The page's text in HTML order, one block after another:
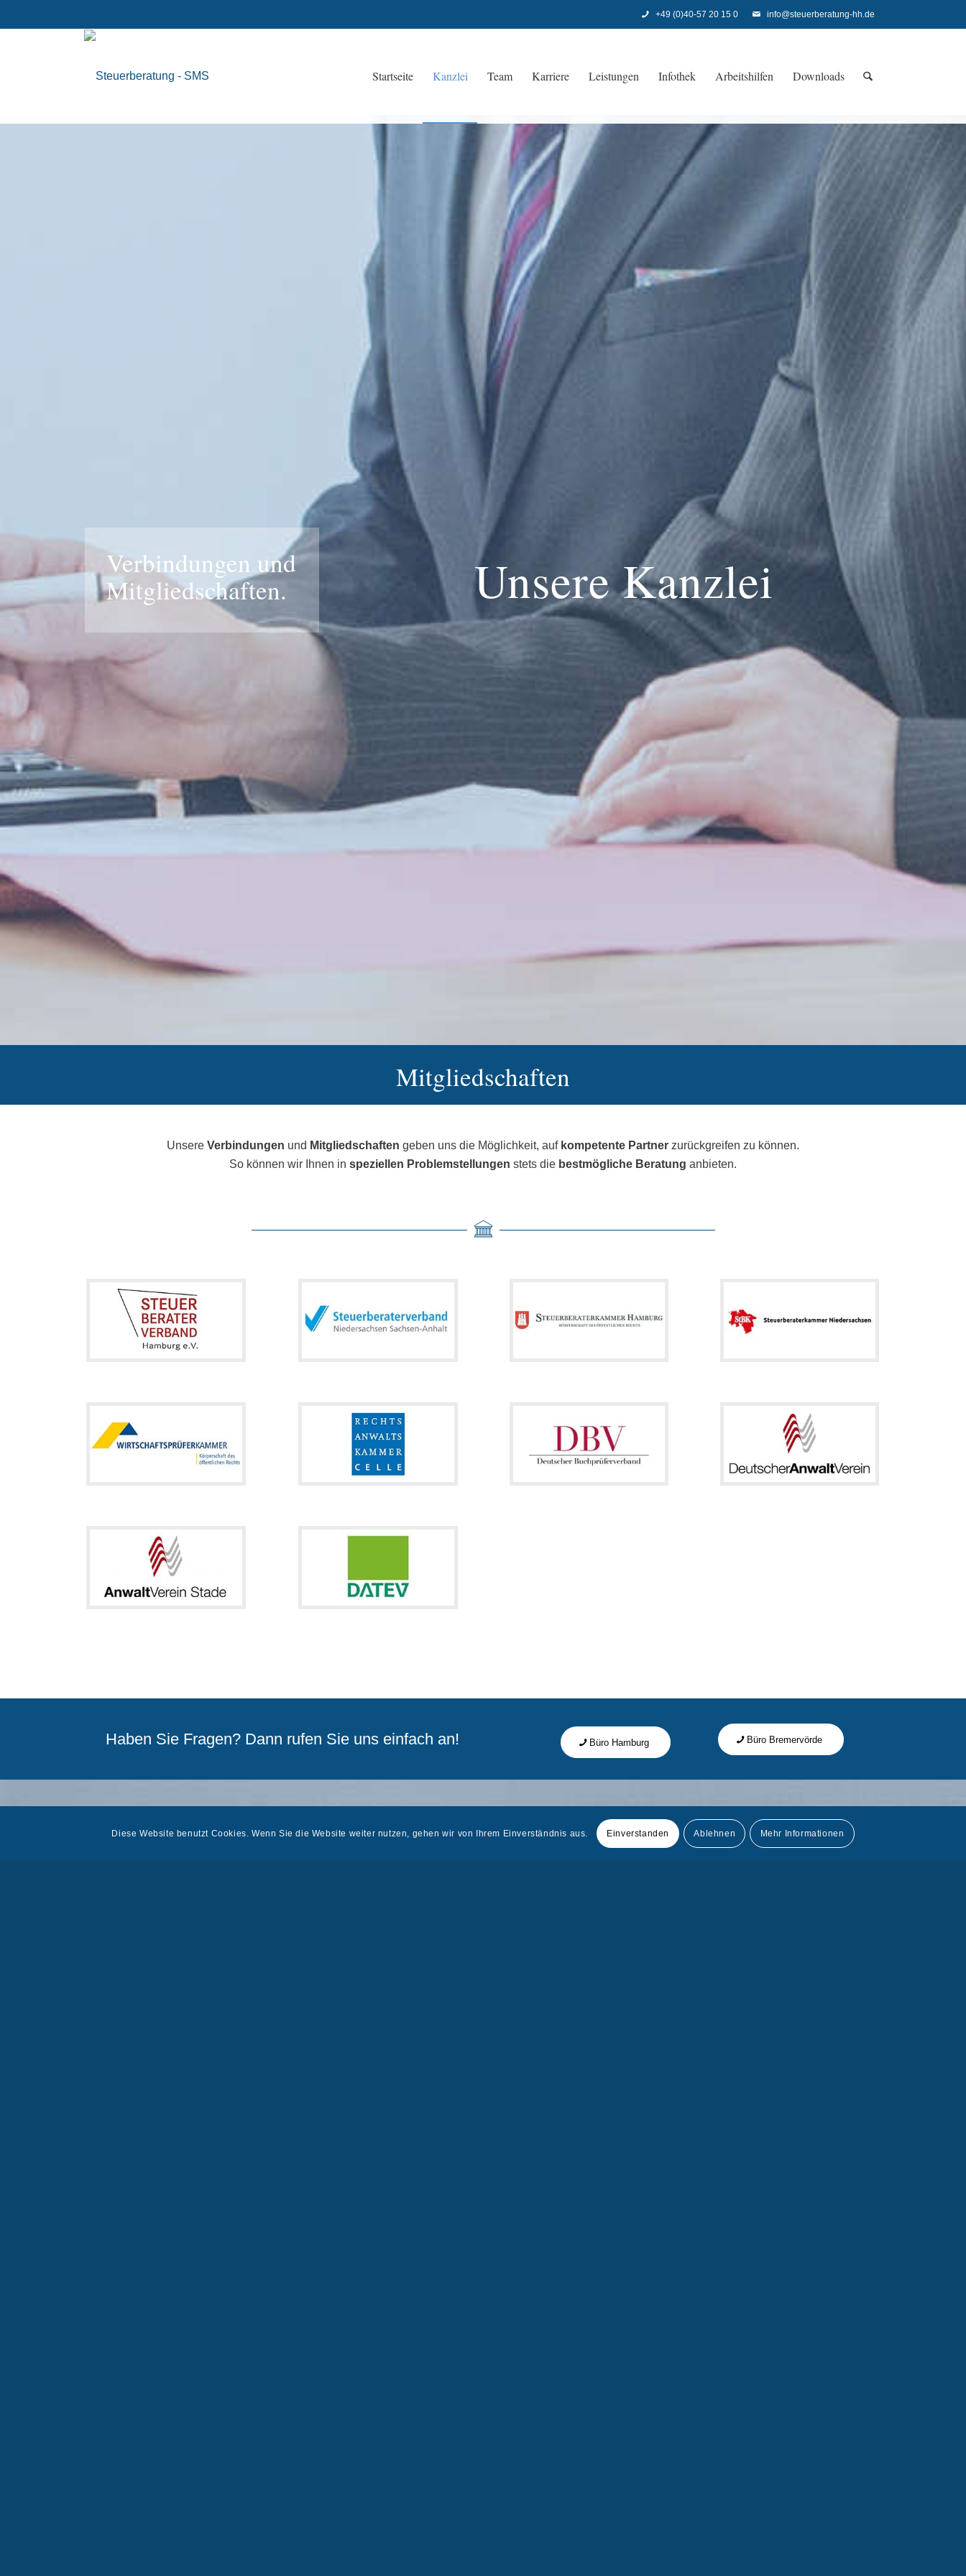
+49 (0)40-57 20 15 0 info@steuerberatung-hh.de
Startseite Kanzlei Team Karriere Leistungen Infothek Arbeitshilfen Downloads
Verbindungen und
Mitgliedschaften.
Unsere Kanzlei
Mitgliedschaften
Unsere Verbindungen und Mitgliedschaften geben uns die Möglichkeit, auf kompetente Partner zurückgreifen zu können.
So können wir Ihnen in speziellen Problemstellungen stets die bestmögliche Beratung anbieten.
Haben Sie Fragen? Dann rufen Sie uns einfach an! Büro Hamburg Büro Bremervörde
Diese Website benutzt Cookies. Wenn Sie die Website weiter nutzen, gehen wir von Ihrem Einverständnis aus. Einverstanden Ablehnen Mehr Informationen